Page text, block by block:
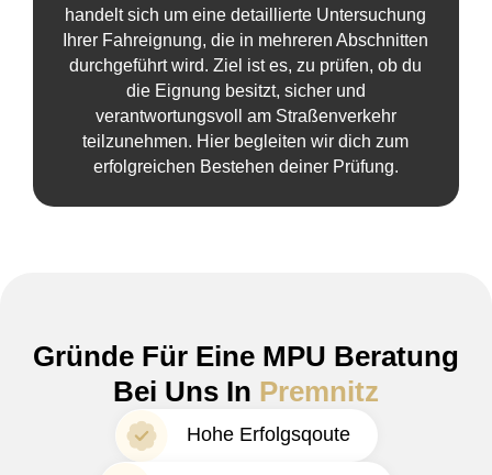
handelt sich um eine detaillierte Untersuchung
Ihrer Fahreignung, die in mehreren Abschnitten
durchgeführt wird. Ziel ist es, zu prüfen, ob du
die Eignung besitzt, sicher und
verantwortungsvoll am Straßenverkehr
teilzunehmen. Hier begleiten wir dich zum
erfolgreichen Bestehen deiner Prüfung.
Gründe Für Eine MPU Beratung
Bei Uns In Premnitz
Hohe Erfolgsqoute